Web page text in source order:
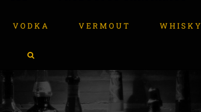
VODKA VERMOUT WHISKY